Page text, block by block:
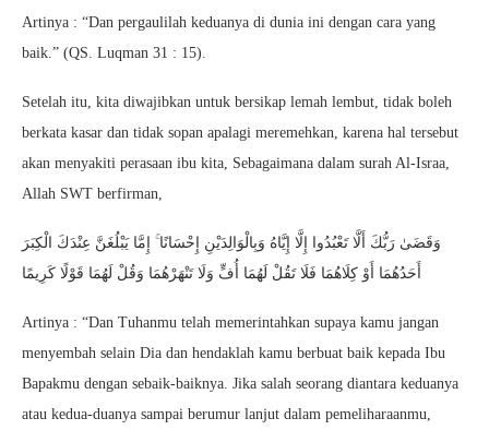
Artinya : “Dan pergaulilah keduanya di dunia ini dengan cara yang
baik.” (QS. Luqman 31 : 15).
Setelah itu, kita diwajibkan untuk bersikap lemah lembut, tidak boleh
berkata kasar dan tidak sopan apalagi meremehkan, karena hal tersebut
akan menyakiti perasaan ibu kita, Sebagaimana dalam surah Al-Israa,
Allah SWT berfirman,
وَقَضَىٰ رَبُّكَ أَلَّا تَعْبُدُوا إِلَّا إِيَّاهُ وَبِالْوَالِدَيْنِ إِحْسَانًا ۚ إِمَّا يَبْلُغَنَّ عِنْدَكَ الْكِبَرَ
أَحَدُهُمَا أَوْ كِلَاهُمَا فَلَا تَقُلْ لَهُمَا أُفٍّ وَلَا تَنْهَرْهُمَا وَقُلْ لَهُمَا قَوْلًا كَرِيمًا
Artinya : “Dan Tuhanmu telah memerintahkan supaya kamu jangan
menyembah selain Dia dan hendaklah kamu berbuat baik kepada Ibu
Bapakmu dengan sebaik-baiknya. Jika salah seorang diantara keduanya
atau kedua-duanya sampai berumur lanjut dalam pemeliharaanmu,